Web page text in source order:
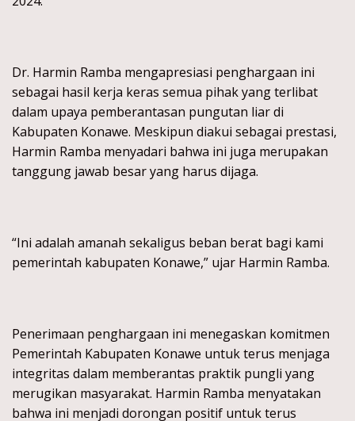
Dr. Harmin Ramba mengapresiasi penghargaan ini
sebagai hasil kerja keras semua pihak yang terlibat
dalam upaya pemberantasan pungutan liar di
Kabupaten Konawe. Meskipun diakui sebagai prestasi,
Harmin Ramba menyadari bahwa ini juga merupakan
tanggung jawab besar yang harus dijaga.
“Ini adalah amanah sekaligus beban berat bagi kami
pemerintah kabupaten Konawe,” ujar Harmin Ramba.
Penerimaan penghargaan ini menegaskan komitmen
Pemerintah Kabupaten Konawe untuk terus menjaga
integritas dalam memberantas praktik pungli yang
merugikan masyarakat. Harmin Ramba menyatakan
bahwa ini menjadi dorongan positif untuk terus